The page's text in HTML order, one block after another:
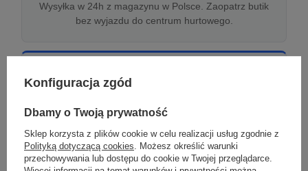
Wysyłka w 24h z magazynu w Polsce. Zaopatrz butik
bez wyjazdu do centrum hurtowego.
Odzież damska hurtowo online
Internetowa hurtownia damska z plikiem XML/CSV.
Aktualizacja stanów co godzinę.
Konfiguracja zgód
Dbamy o Twoją prywatność
Sklep korzysta z plików cookie w celu realizacji usług zgodnie z
Polityką dotyczącą cookies. Możesz określić warunki
przechowywania lub dostępu do cookie w Twojej przeglądarce.